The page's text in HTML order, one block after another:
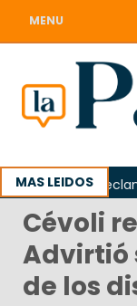
MENU
MAS LEIDOS
Odarda reclamó
Cévoli
Advirtió
de los